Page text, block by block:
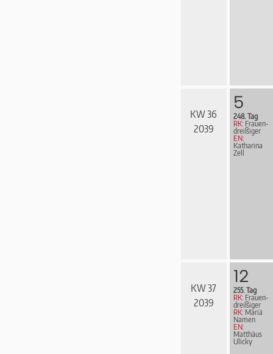
KW 36
2039
5
248. Tag
RK: Frau­en­
drei­ßi­ger
EN:
Katharina
Zell
KW 37
2039
12
255. Tag
RK: Frau­en­
drei­ßi­ger
RK: Mariä
Namen
EN:
Matthäus
Ulicky